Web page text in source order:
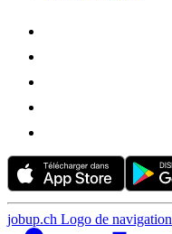
jobup.ch Logo de navigation